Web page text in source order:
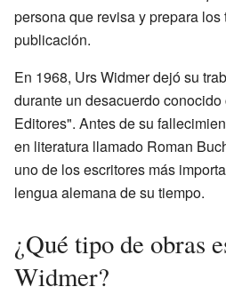
persona que revisa y prepara los
publicación.
En 1968, Urs Widmer dejó su
durante un desacuerdo
Editores". Antes de su
en literatura llamado Roman
uno de los escritores más
lengua alemana de su tiempo.
¿Qué tipo de obras
Widmer?